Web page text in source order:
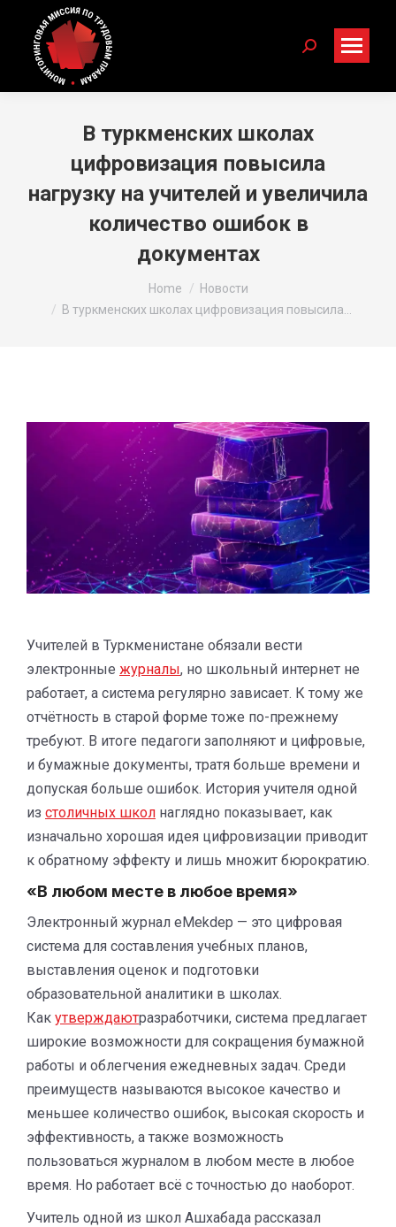
Search:
В туркменских школах
цифровизация повысила
нагрузку на учителей и увеличила
количество ошибок в
документах
Home
Новости
В туркменских школах цифровизация повысила…
Учителей в Туркменистане обязали вести
электронные журналы, но школьный интернет не
работает, а система регулярно зависает. К тому же
отчётность в старой форме тоже по-прежнему
требуют. В итоге педагоги заполняют и цифровые,
и бумажные документы, тратя больше времени и
допуская больше ошибок. История учителя одной
из столичных школ наглядно показывает, как
изначально хорошая идея цифровизации приводит
к обратному эффекту и лишь множит бюрократию.
«В любом месте в любое время»
Электронный журнал eMekdep — это цифровая
система для составления учебных планов,
выставления оценок и подготовки
образовательной аналитики в школах.
Как утверждаютразработчики, система предлагает
широкие возможности для сокращения бумажной
работы и облегчения ежедневных задач. Среди
преимуществ называются высокое качество и
меньшее количество ошибок, высокая скорость и
эффективность, а также возможность
пользоваться журналом в любом месте в любое
время. Но работает всё с точностью до наоборот.
Учитель одной из школ Ашхабада рассказал